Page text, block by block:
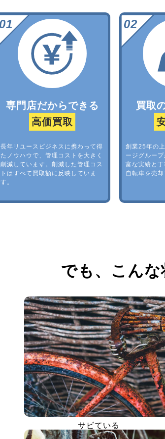
専門店だからできる
高価買取
長年リユースビジネスに携わって得
たノウハウで、管理コストを大きく
削減しています。削減した管理コス
トはすべて買取額に反映していま
す。
買取
創業25年の
ージグルー
富な実績と
自転車を売却
でも、 こんな
サビている